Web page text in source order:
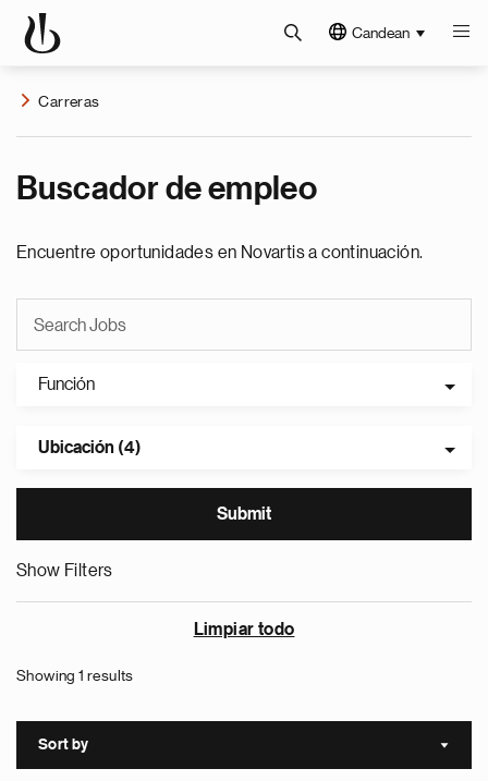
Candean
Carreras
Buscador de empleo
Encuentre oportunidades en Novartis a continuación.
Función
Ubicación (4)
Show Filters
Limpiar todo
Showing 1 results
Sort by Sort